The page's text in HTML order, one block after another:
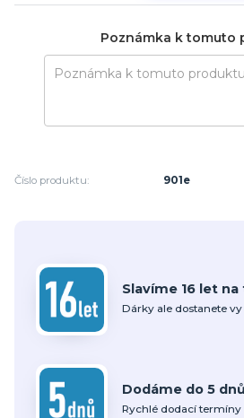
Poznámka k tomuto
Číslo produktu: 901e
Slavíme 16 let
Dárky ale dostanete vy
Dodáme do 5 dnů
Rychlé dodací termíny